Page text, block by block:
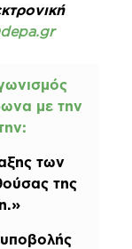
με την
των
της